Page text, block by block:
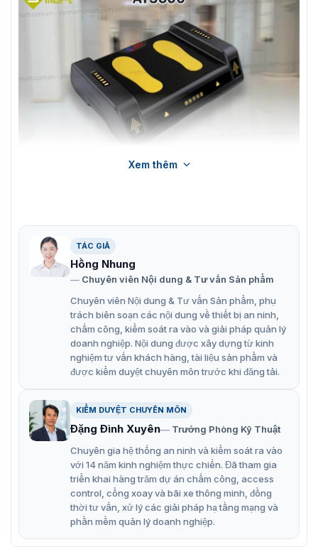
Tự động hiệu chỉnh khi bật nguồn, giúp đảm bảo độ
chính xác trong quá trình phát hiện kim loại.
Được thiết kế để chịu được điều kiện môi trường khắc
nghiệt, với khả năng chống thấm nước và chống
trượt, phù hợp với nhiều loại môi trường sử dụng.
Thiết bị cung cấp hai chế độ báo động hiệu quả gồm
âm thanh và đèn, giúp người dùng nhận diện cảnh
báo một cách rõ ràng.
Có khả năng đếm số lượng người và hiển thị số
lượng báo động trên màn hình LED, giúp dễ dàng
theo dõi và quản lý quá trình kiểm tra.
Khu vực phát hiện được chỉ dẫn rõ ràng, giúp người
dùng dễ dàng xác định vùng kiểm tra.
Đèn báo tự kiểm tra giúp xác nhận thiết bị đang hoạt
động bình thường, trong khi đèn báo cảnh báo chỉ thị
Xem thêm
TÁC GIẢ
Hồng Nhung
Chuyên viên Nội dung & Tư vấn Sản phẩm
Chuyên viên Nội dung & Tư vấn Sản phẩm, phụ
trách biên soạn các nội dung về thiết bị an ninh,
chấm công, kiểm soát ra vào và giải pháp quản lý
doanh nghiệp. Nội dung được xây dựng từ kinh
nghiệm tư vấn khách hàng, tài liệu sản phẩm và
được kiểm duyệt chuyên môn trước khi đăng tải.
KIỂM DUYỆT CHUYÊN MÔN
Đặng Đình Xuyên
Trưởng Phòng Kỹ Thuật
Chuyên gia hệ thống an ninh và kiểm soát ra vào
với 14 năm kinh nghiệm thực chiến. Đã tham gia
triển khai hàng trăm dự án chấm công, access
control, cổng xoay và bãi xe thông minh, đồng
thời tư vấn, xử lý các giải pháp hạ tầng mạng và
phần mềm quản lý doanh nghiệp.